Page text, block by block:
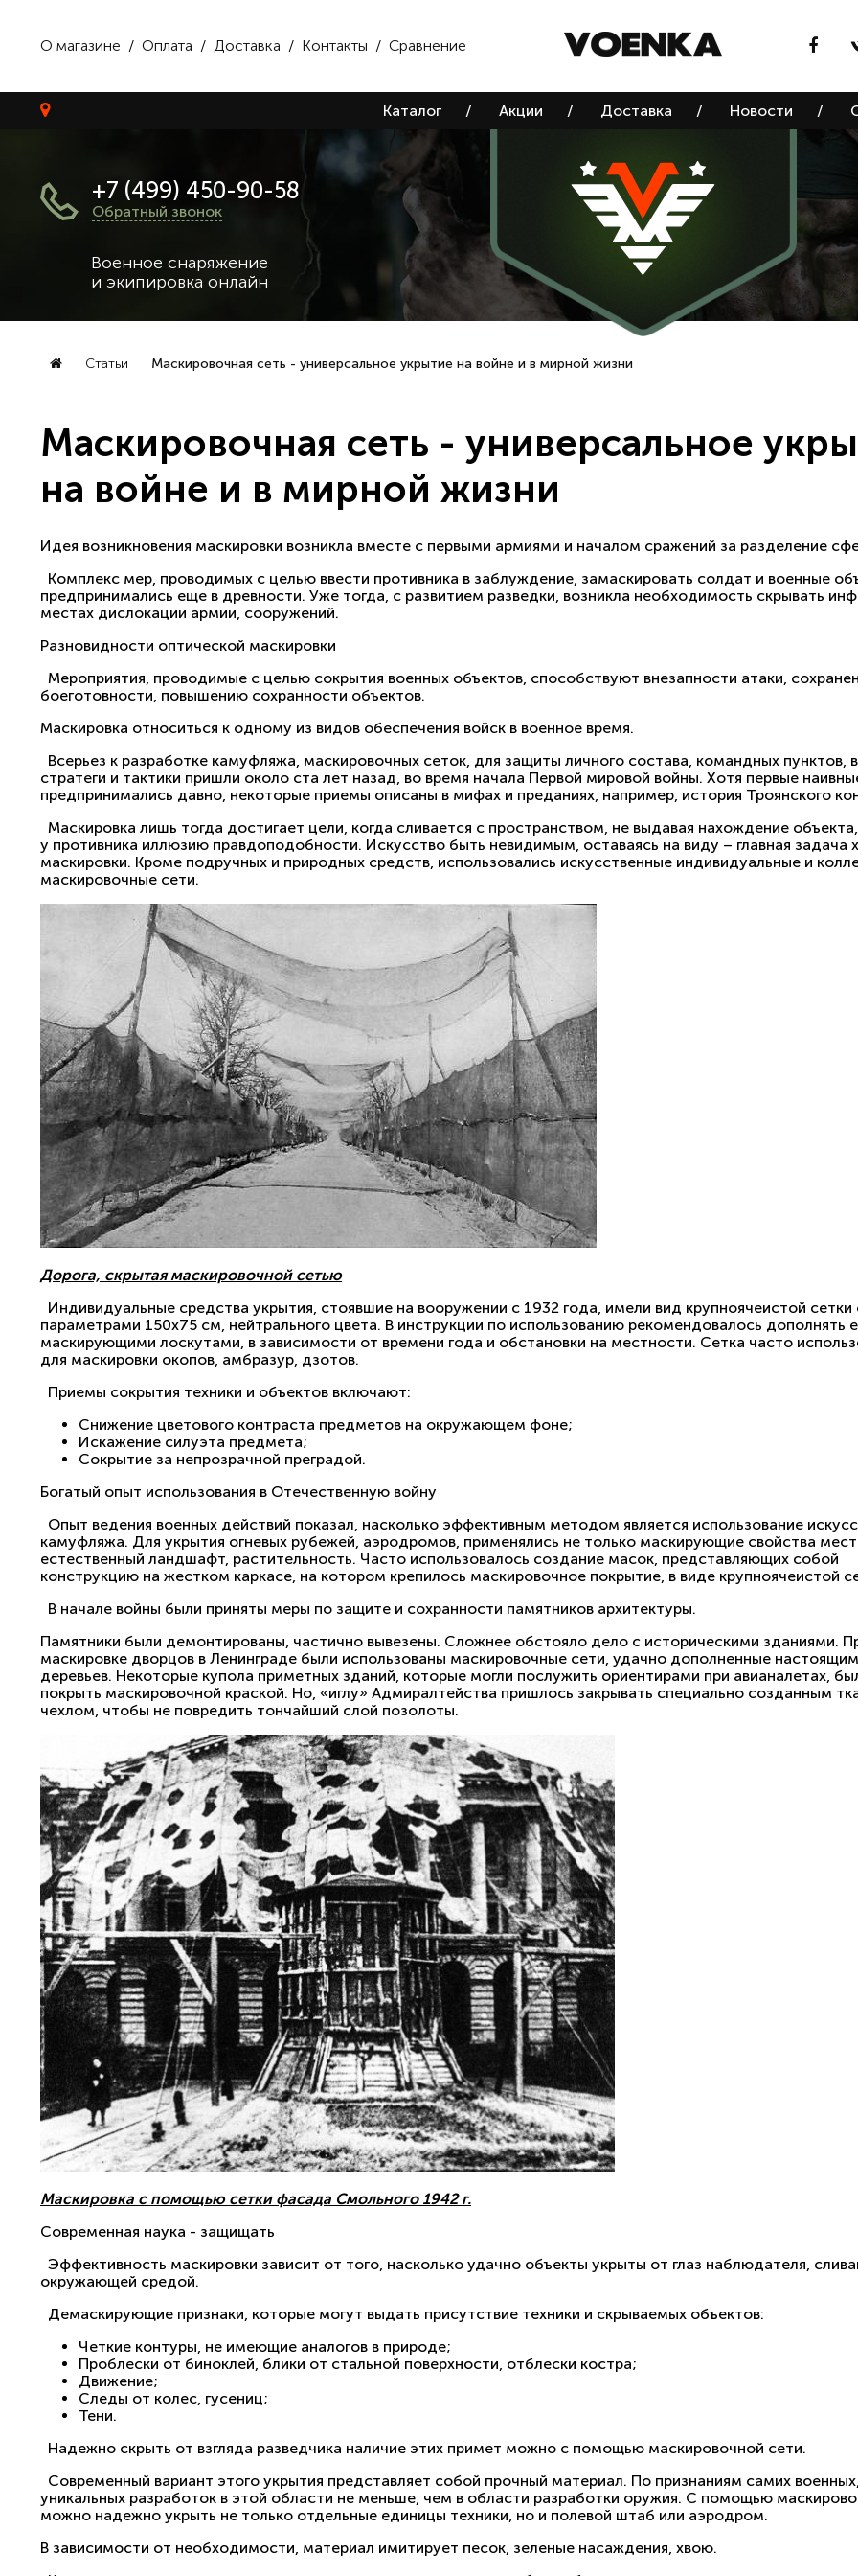
О магазине / Оплата / Доставка / Контакты / Сравнение
Каталог / Акции / Доставка / Новости /
+7 (499) 450-90-58
Обратный звонок
Военное снаряжение
и экипировка онлайн
Статьи Маскировочная сеть - универсальное укрытие на войне и в мирной жизни
Маскировочная сеть - универсальное
на войне и в мирной жизни
Идея возникновения маскировки возникла вместе с первыми армиями и началом сражений за разделение
Комплекс мер, проводимых с целью ввести противника в заблуждение, замаскировать солдат и военные
предпринимались еще в древности. Уже тогда, с развитием разведки, возникла необходимость скрывать
местах дислокации армии, сооружений.
Разновидности оптической маскировки
Мероприятия, проводимые с целью сокрытия военных объектов, способствуют внезапности атаки,
боеготовности, повышению сохранности объектов.
Маскировка относиться к одному из видов обеспечения войск в военное время.
Всерьез к разработке камуфляжа, маскировочных сеток, для защиты личного состава, командных пунктов,
стратеги и тактики пришли около ста лет назад, во время начала Первой мировой войны. Хотя первые
предпринимались давно, некоторые приемы описаны в мифах и преданиях, например, история Троянского
Маскировка лишь тогда достигает цели, когда сливается с пространством, не выдавая нахождение
у противника иллюзию правдоподобности. Искусство быть невидимым, оставаясь на виду – главная задача
маскировки. Кроме подручных и природных средств, использовались искусственные индивидуальные и
маскировочные сети.
Дорога, скрытая маскировочной сетью
Индивидуальные средства укрытия, стоявшие на вооружении с 1932 года, имели вид крупноячеистой сетки
параметрами 150х75 см, нейтрального цвета. В инструкции по использованию рекомендовалось дополнять
маскирующими лоскутами, в зависимости от времени года и обстановки на местности. Сетка часто
для маскировки окопов, амбразур, дзотов.
Приемы сокрытия техники и объектов включают:
Снижение цветового контраста предметов на окружающем фоне;
Искажение силуэта предмета;
Сокрытие за непрозрачной преградой.
Богатый опыт использования в Отечественную войну
Опыт ведения военных действий показал, насколько эффективным методом является использование
камуфляжа. Для укрытия огневых рубежей, аэродромов, применялись не только маскирующие свойства
естественный ландшафт, растительность. Часто использовалось создание масок, представляющих собой
конструкцию на жестком каркасе, на котором крепилось маскировочное покрытие, в виде крупноячеистой
В начале войны были приняты меры по защите и сохранности памятников архитектуры.
Памятники были демонтированы, частично вывезены. Сложнее обстояло дело с историческими зданиями.
маскировке дворцов в Ленинграде были использованы маскировочные сети, удачно дополненные
деревьев. Некоторые купола приметных зданий, которые могли послужить ориентирами при авианалетах ,
покрыть маскировочной краской. Но, «иглу» Адмиралтейства пришлось закрывать специально созданным
чехлом, чтобы не повредить тончайший слой позолоты.
Маскировка с помощью сетки фасада Смольного 1942 г.
Современная наука - защищать
Эффективность маскировки зависит от того, насколько удачно объекты укрыты от глаз наблюдателя,
окружающей средой.
Демаскирующие признаки, которые могут выдать присутствие техники и скрываемых объектов:
Четкие контуры, не имеющие аналогов в природе;
Проблески от биноклей, блики от стальной поверхности, отблески костра;
Движение;
Следы от колес, гусениц;
Тени.
Надежно скрыть от взгляда разведчика наличие этих примет можно с помощью маскировочной сети.
Современный вариант этого укрытия представляет собой прочный материал. По признаниям самих военных,
уникальных разработок в этой области не меньше, чем в области разработки оружия. С помощью
можно надежно укрыть не только отдельные единицы техники, но и полевой штаб или аэродром.
В зависимости от необходимости, материал имитирует песок, зеленые насаждения, хвою.